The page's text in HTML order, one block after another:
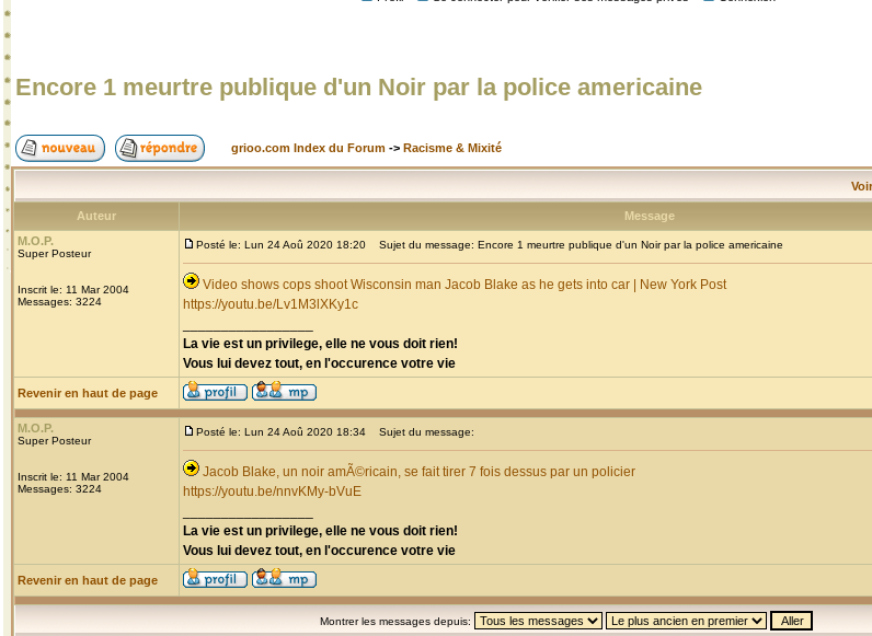
Encore 1 meurtre publique d'un Noir par la police americaine
grioo.com Index du Forum -> Racisme & Mixité
Auteur
Message
M.O.P.
Super Posteur
Inscrit le: 11 Mar 2004
Messages: 3224
Posté le: Lun 24 Aoû 2020 18:20 Sujet du message: Encore 1 meurtre publique d'un Noir par la police americaine
Video shows cops shoot Wisconsin man Jacob Blake as he gets into car | New York Post
https://youtu.be/Lv1M3lXKy1c
La vie est un privilege, elle ne vous doit rien!
Vous lui devez tout, en l'occurence votre vie
Revenir en haut de page
M.O.P.
Super Posteur
Inscrit le: 11 Mar 2004
Messages: 3224
Posté le: Lun 24 Aoû 2020 18:34 Sujet du message:
Jacob Blake, un noir amÃ©ricain, se fait tirer 7 fois dessus par un policier
https://youtu.be/nnvKMy-bVuE
La vie est un privilege, elle ne vous doit rien!
Vous lui devez tout, en l'occurence votre vie
Revenir en haut de page
Montrer les messages depuis: